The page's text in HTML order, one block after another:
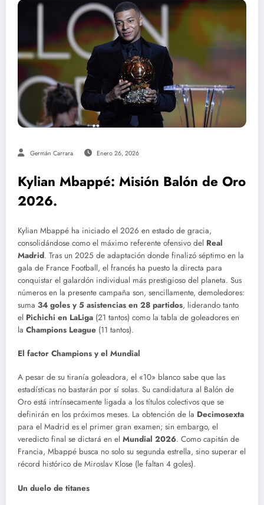
Germán Carrara Enero 26, 2026
Kylian Mbappé: Misión Balón de Oro
2026.
Kylian Mbappé ha iniciado el 2026 en estado de gracia,
consolidándose como el máximo referente ofensivo del Real
Madrid. Tras un 2025 de adaptación donde finalizó séptimo en la
gala de France Football, el francés ha puesto la directa para
conquistar el galardón individual más prestigioso del planeta. Sus
números en la presente campaña son, sencillamente, demoledores:
suma 34 goles y 5 asistencias en 28 partidos, liderando tanto
el Pichichi en LaLiga (21 tantos) como la tabla de goleadores en
la Champions League (11 tantos).
El factor Champions y el Mundial
A pesar de su tiranía goleadora, el «10» blanco sabe que las
estadísticas no bastarán por sí solas. Su candidatura al Balón de
Oro está intrínsecamente ligada a los títulos colectivos que se
definirán en los próximos meses. La obtención de la Decimosexta
para el Madrid es el primer gran examen; sin embargo, el
veredicto final se dictará en el Mundial 2026. Como capitán de
Francia, Mbappé busca no solo su segunda estrella, sino superar el
récord histórico de Miroslav Klose (le faltan 4 goles).
Un duelo de titanes